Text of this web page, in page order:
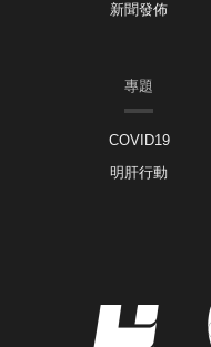
新聞發佈
專題
COVID19
明肝行動